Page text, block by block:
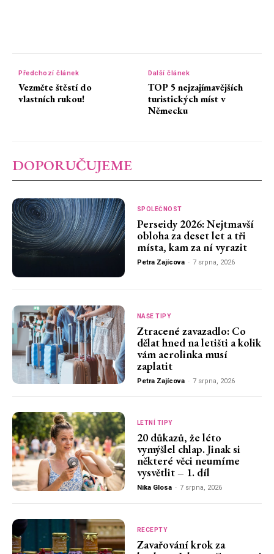
Předchozí článek
Vezměte štěstí do
vlastních rukou!
Další článek
TOP 5 nejzajímavějších
turistických míst v
Německu
DOPORUČUJEME
SPOLEČNOST
Perseidy 2026: Nejtmavší
obloha za deset let a tři
místa, kam za ní vyrazit
Petra Zajícova - 7 srpna, 2026
NAŠE TIPY
Ztracené zavazadlo: Co
dělat hned na letišti a kolik
vám aerolinka musí
zaplatit
Petra Zajícova - 7 srpna, 2026
LETNÍ TIPY
20 důkazů, že léto
vymýšlel chlap. Jinak si
některé věci neumíme
vysvětlit – 1. díl
Nika Glosa - 7 srpna, 2026
RECEPTY
Zavařování krok za